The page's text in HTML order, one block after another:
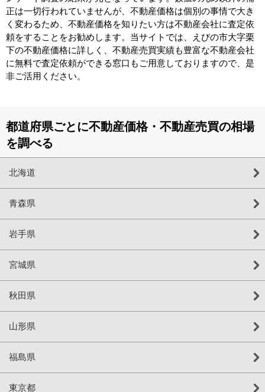
正は一切行われていませんが、不動産価格は個別の事情で大き
く変わるため、不動産価格を知りたい方は不動産会社に査定依
頼をすることをお勧めします。当サイトでは、えびの市大字栗
下の不動産価格に詳しく、不動産売買実績も豊富な不動産会社
に無料で査定依頼ができる窓口もご用意しておりますので、是
非ご活用ください。
都道府県ごとに不動産価格・不動産売買の相場
を調べる
北海道
青森県
岩手県
宮城県
秋田県
山形県
福島県
東京都